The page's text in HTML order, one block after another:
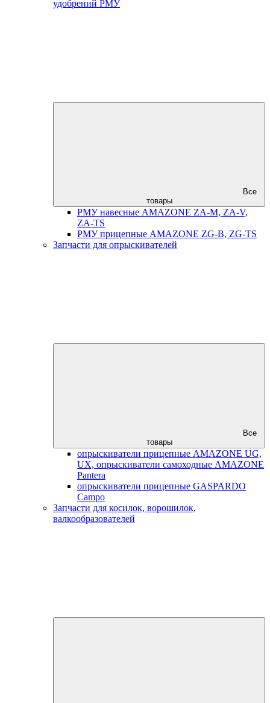
удобрений РМУ
Все
товары
РМУ навесные AMAZONE ZA-M, ZA-V,
ZA-TS
РМУ прицепные AMAZONE ZG-B, ZG-TS
Запчасти для опрыскивателей
Все
товары
опрыскиватели прицепные AMAZONE UG,
UX, опрыскиватели самоходные AMAZONE
Pantera
опрыскиватели прицепные GASPARDO
Campo
Запчасти для косилок, ворошилок,
валкообразователей